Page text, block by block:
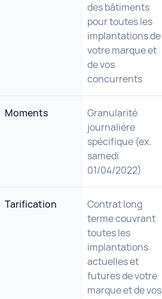
des bâtiments
pour toutes les
implantations de
votre marque et
de vos
concurrents
Moments
Granularité
journalière
spécifique (ex.
samedi
01/04/2022)
Tarification
Contrat long
terme couvrant
toutes les
implantations
actuelles et
futures de votre
marque et de vos